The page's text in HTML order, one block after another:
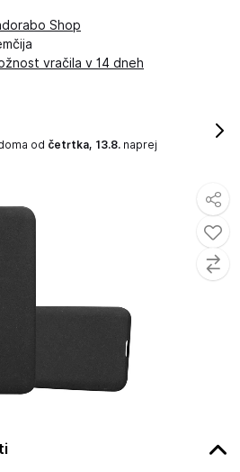
Shop
vračila v 14 dneh
od četrtka, 13.8. naprej